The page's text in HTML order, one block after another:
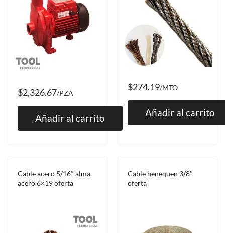
$2,326.67/PZA
Añadir al carrito
$274.19/MTO
Añadir al carrito
Cable acero 5/16″ alma
acero 6×19 oferta
Cable henequen 3/8″
oferta